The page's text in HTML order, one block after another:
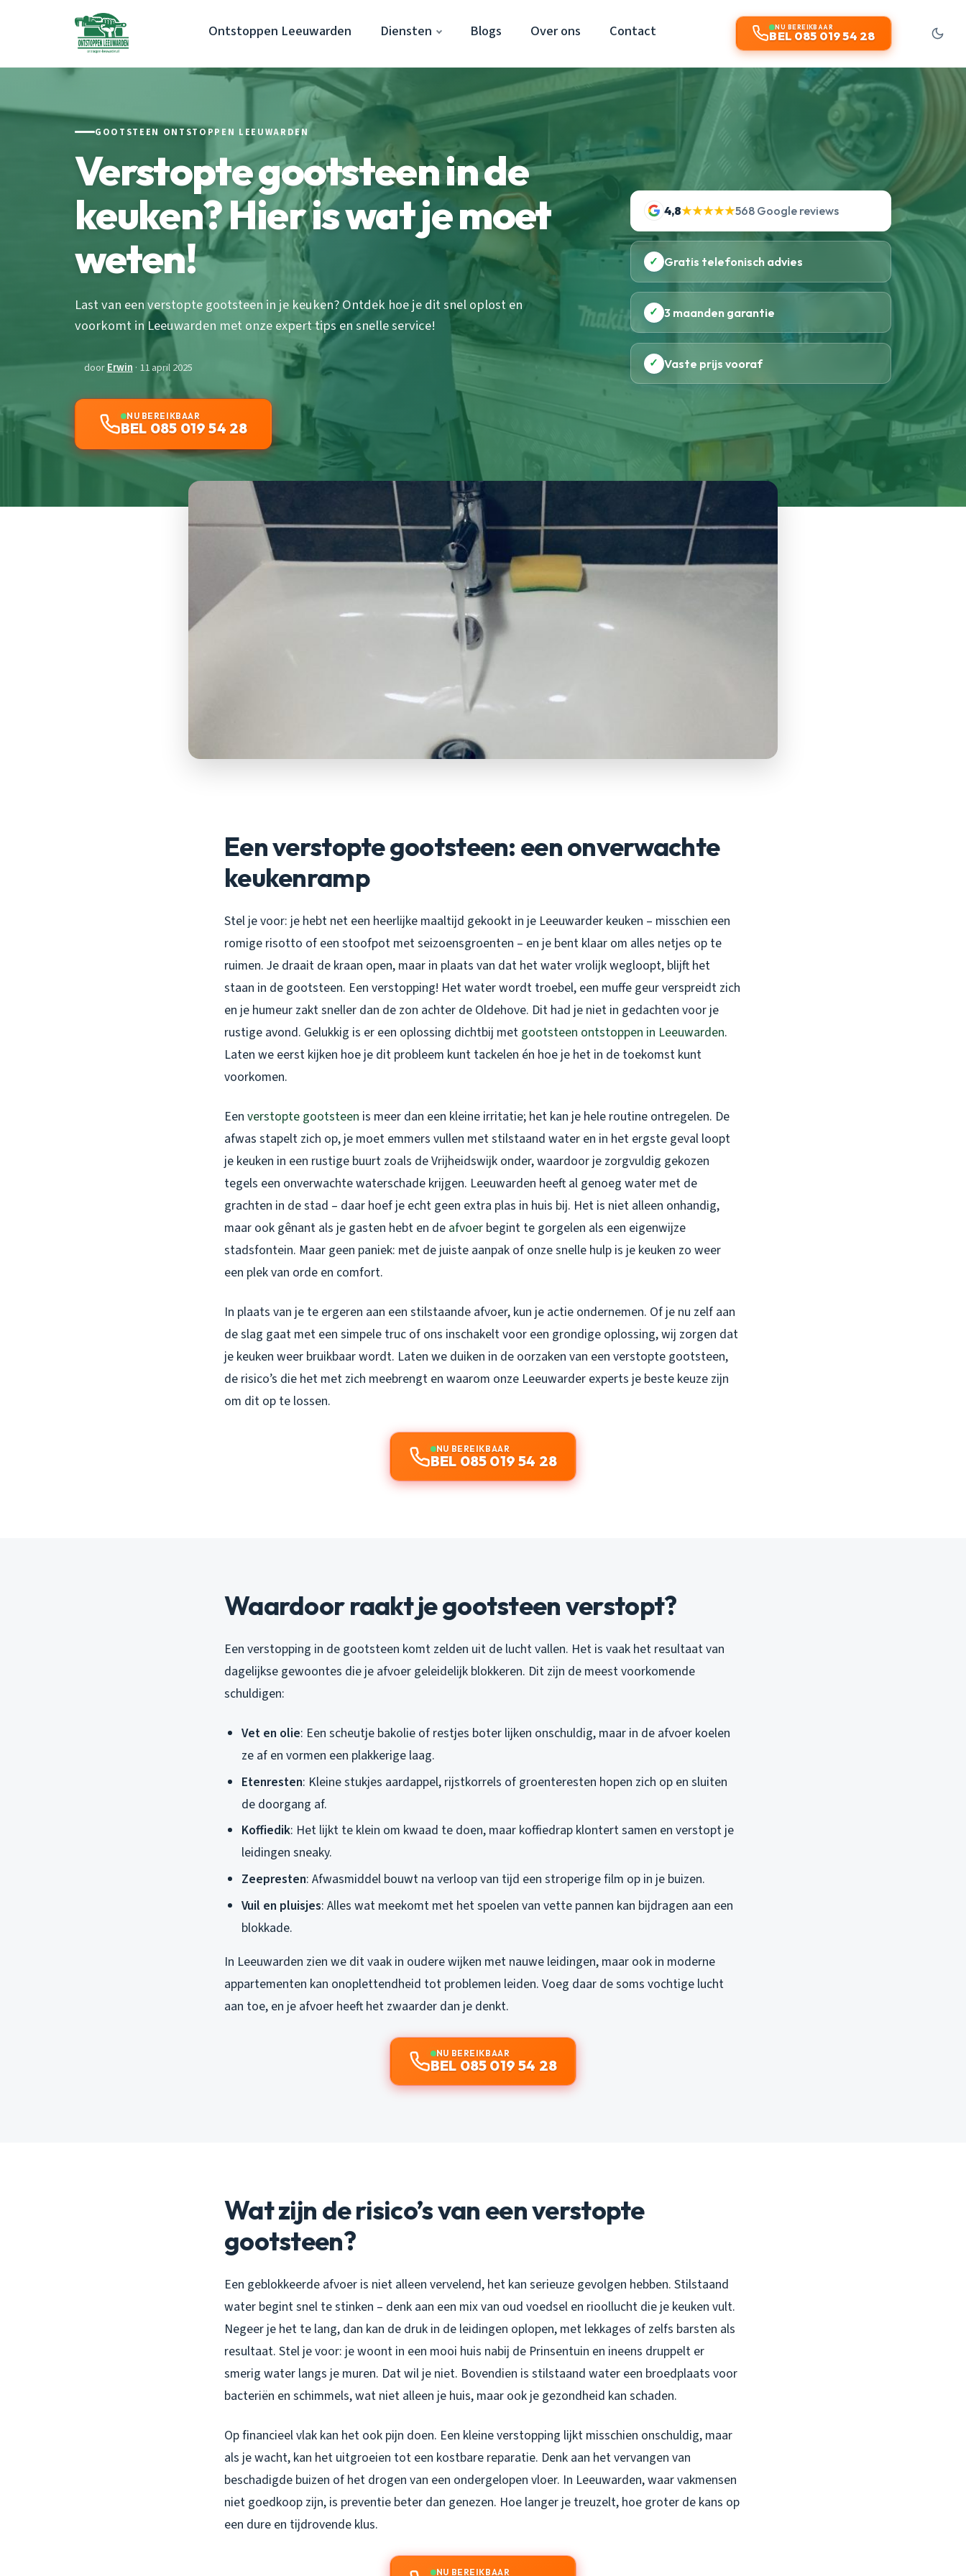
Ontstoppen Leeuwarden Diensten Blogs Over ons Contact NU BEREIKBAAR
BEL 085 019 54 28
GOOTSTEEN ONTSTOPPEN LEEUWARDEN
Verstopte gootsteen in de
keuken? Hier is wat je moet
weten!
Last van een verstopte gootsteen in je keuken? Ontdek hoe je dit snel oplost en
voorkomt in Leeuwarden met onze expert tips en snelle service!
doorErwin · 11 april 2025
NU BEREIKBAAR
BEL 085 019 54 28
4,8★★★★★568 Google reviews
✓ Gratis telefonisch advies
✓ 3 maanden garantie
✓ Vaste prijs vooraf
Een verstopte gootsteen: een onverwachte
keukenramp
Stel je voor: je hebt net een heerlijke maaltijd gekookt in je Leeuwarder keuken – misschien een
romige risotto of een stoofpot met seizoensgroenten – en je bent klaar om alles netjes op te
ruimen. Je draait de kraan open, maar in plaats van dat het water vrolijk wegloopt, blijft het
staan in de gootsteen. Een verstopping! Het water wordt troebel, een muffe geur verspreidt zich
en je humeur zakt sneller dan de zon achter de Oldehove. Dit had je niet in gedachten voor je
rustige avond. Gelukkig is er een oplossing dichtbij met gootsteen ontstoppen in Leeuwarden.
Laten we eerst kijken hoe je dit probleem kunt tackelen én hoe je het in de toekomst kunt
voorkomen.
Een verstopte gootsteen is meer dan een kleine irritatie; het kan je hele routine ontregelen. De
afwas stapelt zich op, je moet emmers vullen met stilstaand water en in het ergste geval loopt
je keuken in een rustige buurt zoals de Vrijheidswijk onder, waardoor je zorgvuldig gekozen
tegels een onverwachte waterschade krijgen. Leeuwarden heeft al genoeg water met de
grachten in de stad – daar hoef je echt geen extra plas in huis bij. Het is niet alleen onhandig,
maar ook gênant als je gasten hebt en de afvoer begint te gorgelen als een eigenwijze
stadsfontein. Maar geen paniek: met de juiste aanpak of onze snelle hulp is je keuken zo weer
een plek van orde en comfort.
In plaats van je te ergeren aan een stilstaande afvoer, kun je actie ondernemen. Of je nu zelf aan
de slag gaat met een simpele truc of ons inschakelt voor een grondige oplossing, wij zorgen dat
je keuken weer bruikbaar wordt. Laten we duiken in de oorzaken van een verstopte gootsteen,
de risico’s die het met zich meebrengt en waarom onze Leeuwarder experts je beste keuze zijn
om dit op te lossen.
NU BEREIKBAAR
BEL 085 019 54 28
Waardoor raakt je gootsteen verstopt?
Een verstopping in de gootsteen komt zelden uit de lucht vallen. Het is vaak het resultaat van
dagelijkse gewoontes die je afvoer geleidelijk blokkeren. Dit zijn de meest voorkomende
schuldigen:
Vet en olie: Een scheutje bakolie of restjes boter lijken onschuldig, maar in de afvoer koelen
ze af en vormen een plakkerige laag.
Etenresten: Kleine stukjes aardappel, rijstkorrels of groenteresten hopen zich op en sluiten
de doorgang af.
Koffiedik: Het lijkt te klein om kwaad te doen, maar koffiedrap klontert samen en verstopt je
leidingen sneaky.
Zeepresten: Afwasmiddel bouwt na verloop van tijd een stroperige film op in je buizen.
Vuil en pluisjes: Alles wat meekomt met het spoelen van vette pannen kan bijdragen aan een
blokkade.
In Leeuwarden zien we dit vaak in oudere wijken met nauwe leidingen, maar ook in moderne
appartementen kan onoplettendheid tot problemen leiden. Voeg daar de soms vochtige lucht
aan toe, en je afvoer heeft het zwaarder dan je denkt.
NU BEREIKBAAR
BEL 085 019 54 28
Wat zijn de risico’s van een verstopte
gootsteen?
Een geblokkeerde afvoer is niet alleen vervelend, het kan serieuze gevolgen hebben. Stilstaand
water begint snel te stinken – denk aan een mix van oud voedsel en rioollucht die je keuken vult.
Negeer je het te lang, dan kan de druk in de leidingen oplopen, met lekkages of zelfs barsten als
resultaat. Stel je voor: je woont in een mooi huis nabij de Prinsentuin en ineens druppelt er
smerig water langs je muren. Dat wil je niet. Bovendien is stilstaand water een broedplaats voor
bacteriën en schimmels, wat niet alleen je huis, maar ook je gezondheid kan schaden.
Op financieel vlak kan het ook pijn doen. Een kleine verstopping lijkt misschien onschuldig, maar
als je wacht, kan het uitgroeien tot een kostbare reparatie. Denk aan het vervangen van
beschadigde buizen of het drogen van een ondergelopen vloer. In Leeuwarden, waar vakmensen
niet goedkoop zijn, is preventie beter dan genezen. Hoe langer je treuzelt, hoe groter de kans op
een dure en tijdrovende klus.
NU BEREIKBAAR